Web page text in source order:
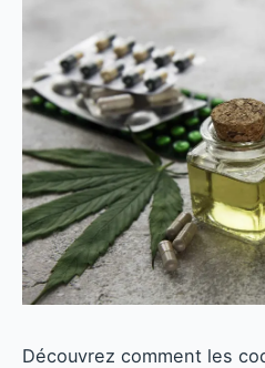
Découvrez comment les